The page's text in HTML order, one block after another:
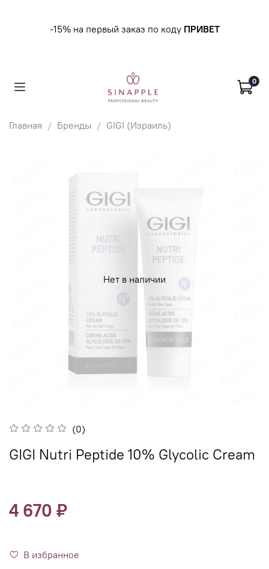
-15% на первый заказ по коду ПРИВЕТ
0
Главная Бренды GIGI (Израиль)
Нет в наличии
(0)
GIGI Nutri Peptide 10% Glycolic Cream
4 670 ₽
В избранное